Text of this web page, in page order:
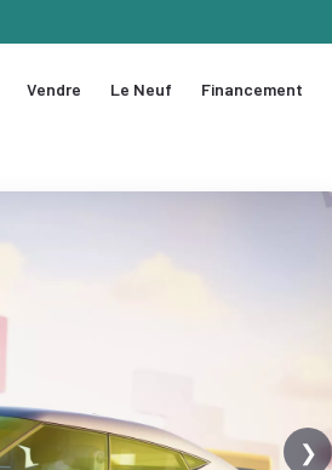
Vendre Le Neuf Financement
❯